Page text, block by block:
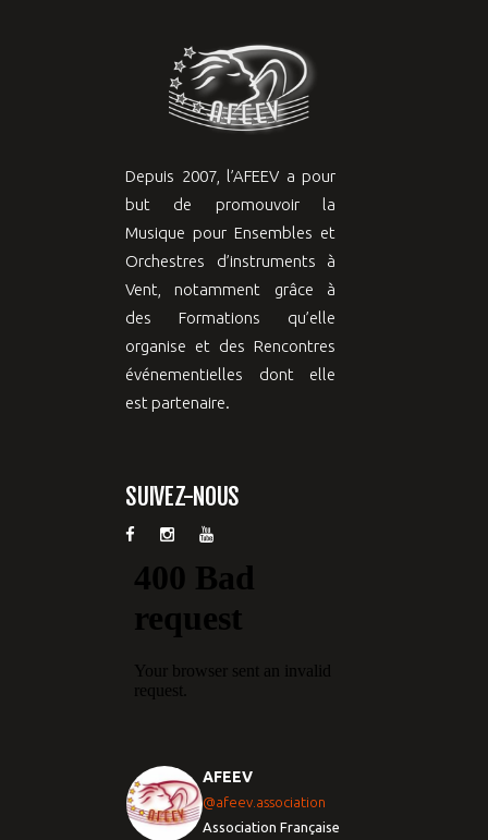
Depuis 2007, l’AFEEV a pour
but de promouvoir la
Musique pour Ensembles et
Orchestres d’instruments à
Vent, notamment grâce à
des Formations qu’elle
organise et des Rencontres
événementielles dont elle
est partenaire.
SUIVEZ-NOUS
AFEEV
@afeev.association
Association Française